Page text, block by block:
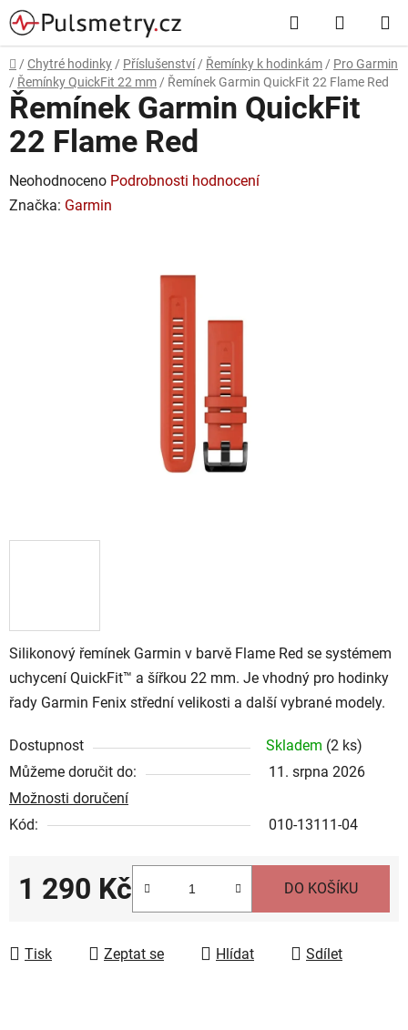
Přejít
na
obsah
Hledat
KOŠÍK
Domů
/ Chytré hodinky / Příslušenství / Řemínky k hodinkám / Pro Garmin
/ Řemínky QuickFit 22 mm / Řemínek Garmin QuickFit 22 Flame Red
Silikonový řemínek Garmin v barvě Flame Red se systémem
uchycení QuickFit™ a šířkou 22 mm. Je vhodný pro hodinky
řady Garmin Fenix střední velikosti a další vybrané modely.
Dostupnost Skladem (2 ks)
Můžeme doručit do:
11. srpna 2026
Možnosti doručení
Kód:
010-13111-04
1 290 Kč DO KOŠÍKU
Tisk Zeptat se Hlídat Sdílet
Řemínek Garmin QuickFit
22 Flame Red
Průměrné
hodnocení
Neohodnoceno Podrobnosti hodnocení
Značka: Garmin